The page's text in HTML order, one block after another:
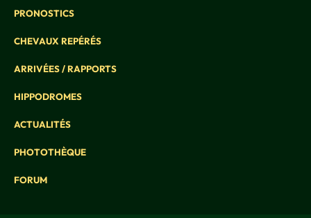
PRONOSTICS
CHEVAUX REPÉRÉS
ARRIVÉES / RAPPORTS
HIPPODROMES
ACTUALITÉS
PHOTOTHÈQUE
FORUM